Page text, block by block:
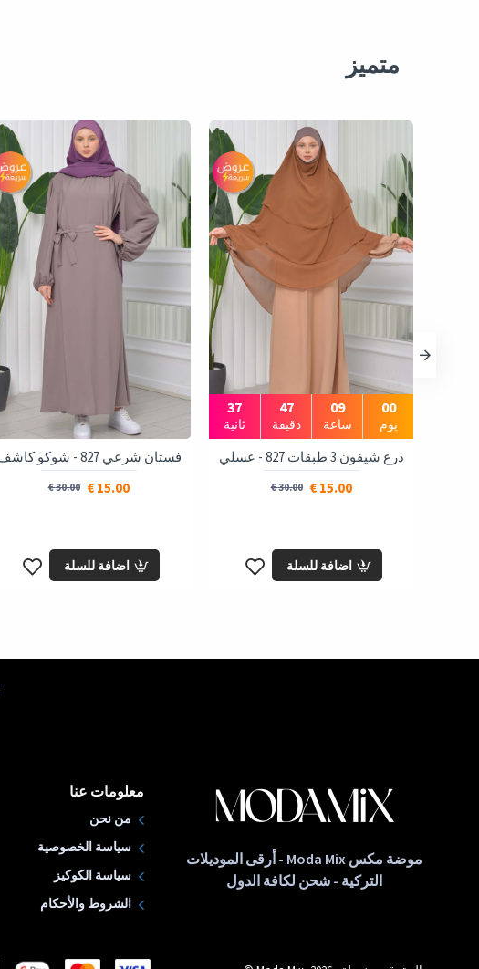
متميز
00
يوم
09
ساعة
47
دقيقة
35
ثانية
درع شيفون 3 طبقات 827 - عسلي
15.00 €
30.00 €
اضافة للسلة
فستان شرعي 827 - شوكو كاشف
15.00 €
30.00 €
اضافة للسلة
موضة مكس Moda Mix - أرقى الموديلات
التركية - شحن لكافة الدول
معلومات عنا
من نحن
سياسة الخصوصية
سياسة الكوكيز
الشروط والأحكام